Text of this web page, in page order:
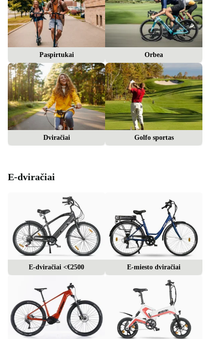
Paspirtukai Orbea
Dviračiai Golfo sportas
E-dviračiai
E-dviračiai <€2500 E-miesto dviračiai